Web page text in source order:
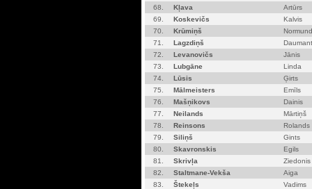
68.
Kļava
Artūrs
69.
Koskevičs
Kalvis
70.
Krūmiņš
71.
Lagzdiņš
72.
Levanovičs
Jānis
73.
Lubgāne
Linda
74.
Lūsis
Ģirts
75.
Mālmeisters
Emīls
76.
Mašņikovs
Dainis
77.
Neilands
Mārtiņš
78.
Reinsons
Rolands
79.
Siliņš
Gints
80.
Skavronskis
Egils
81.
Skrivļa
Ziedonis
82.
Staltmane-Vekša
Aiga
83.
Štekeļs
Vadims